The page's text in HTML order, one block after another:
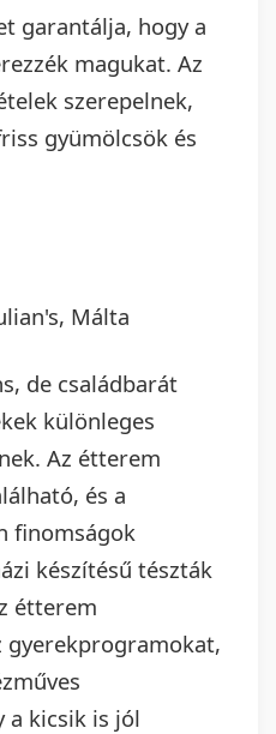
garantálja, hogy a
magukat. Az
szerepelnek,
gyümölcsök és
Málta
de családbarát
különleges
Az étterem
és a
finomságok
készítésű tészták
étterem
gyerekprogramokat,
a kicsik is jól